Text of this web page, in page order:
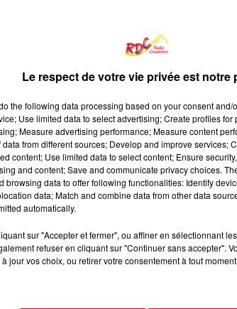
Le respect de votre vie privée est notre
the following data processing based on your consent
Use limited data to select advertising; Create profiles
Measure advertising performance; Measure content
from different sources; Develop and improve services;
content; Use limited data to select content; Ensure
and content; Save and communicate privacy choices.
browsing data to offer following functionalities: Identify
data; Match and combine data from other data
automatically.
sur "Accepter et fermer", ou affiner en sélectionnant
refuser en cliquant sur "Continuer sans accepter".
jour vos choix, ou retirer votre consentement à tout